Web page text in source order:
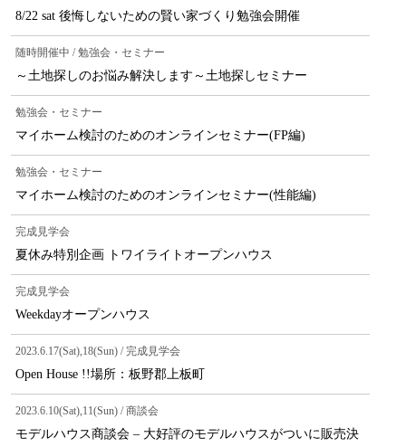
8/22 sat 後悔しないための賢い家づくり勉強会開催
随時開催中 / 勉強会・セミナー
～土地探しのお悩み解決します～土地探しセミナー
勉強会・セミナー
マイホーム検討のためのオンラインセミナー(FP編)
勉強会・セミナー
マイホーム検討のためのオンラインセミナー(性能編)
完成見学会
夏休み特別企画 トワイライトオープンハウス
完成見学会
Weekdayオープンハウス
2023.6.17(Sat),18(Sun) / 完成見学会
Open House !!場所：板野郡上板町
2023.6.10(Sat),11(Sun) / 商談会
モデルハウス商談会 – 大好評のモデルハウスがついに販売決